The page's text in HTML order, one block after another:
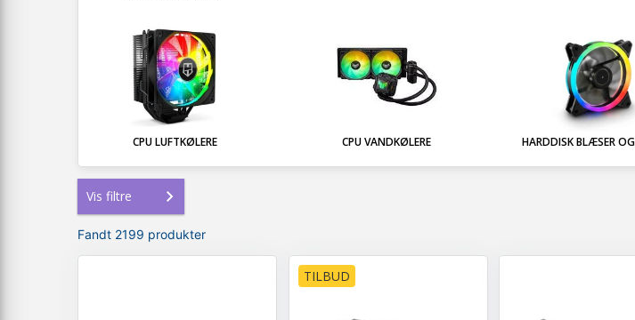
CPU LUFTKØLERE CPU VANDKØLERE HARDDISK BLÆSER
Vis filtre
Fandt 2199 produkter
TILBUD